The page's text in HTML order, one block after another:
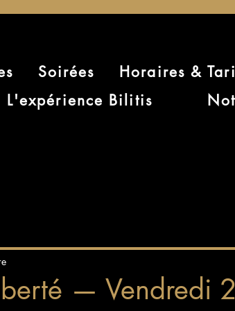
Soirées Horaires &
L'expérience Bilitis
— Vendredi